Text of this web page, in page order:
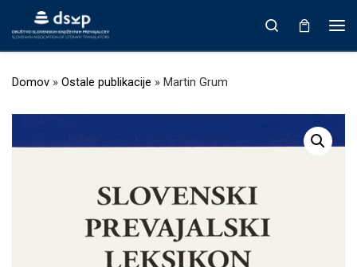
Prikaži vso vsebino
Search
Domov » Ostale publikacije » Martin Grum